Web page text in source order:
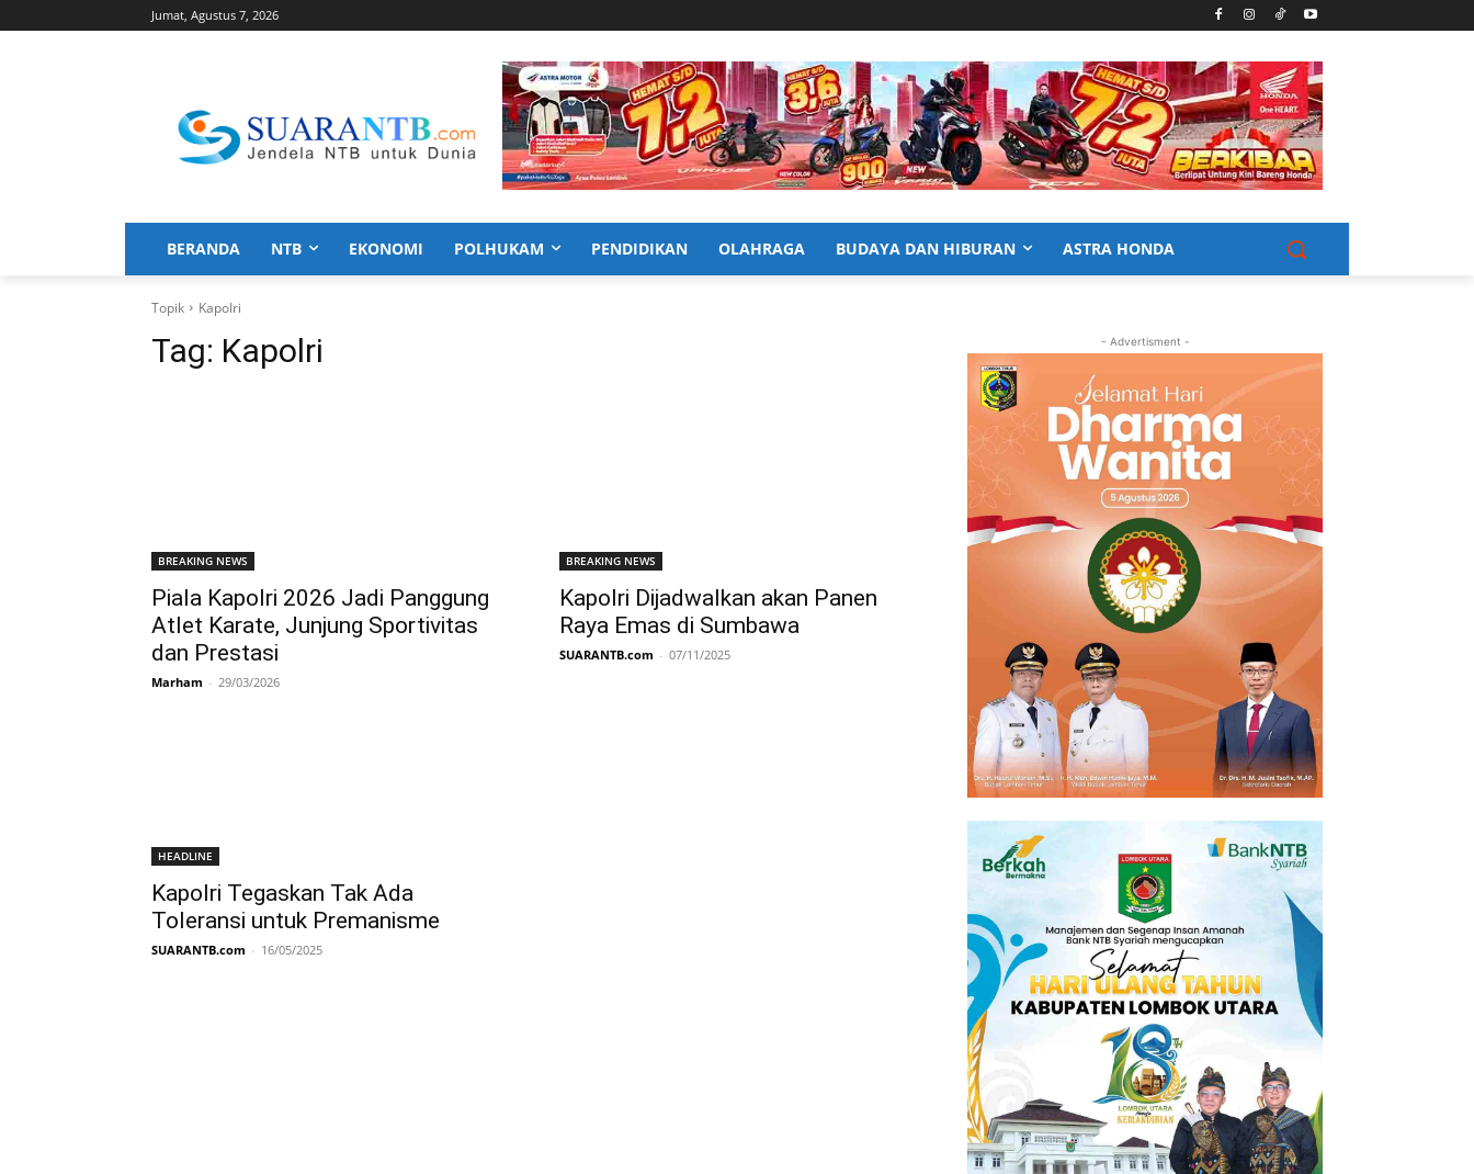
Jumat, Agustus 7, 2026
BERANDA NTB EKONOMI POLHUKAM PENDIDIKAN OLAHRAGA BUDAYA DAN HIBURAN ASTRA HONDA
Topik Kapolri
Tag: Kapolri
BREAKING NEWS
Piala Kapolri 2026 Jadi Panggung
Atlet Karate, Junjung Sportivitas
dan Prestasi
Marham - 29/03/2026
BREAKING NEWS
Kapolri Dijadwalkan akan Panen
Raya Emas di Sumbawa
SUARANTB.com - 07/11/2025
HEADLINE
Kapolri Tegaskan Tak Ada
Toleransi untuk Premanisme
SUARANTB.com - 16/05/2025
- Advertisment -